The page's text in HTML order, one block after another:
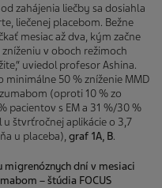
zahájenia liečby sa dosiahla
liečenej placebom. Bežne
mesiac až dva, kým začne
v oboch režimoch
uviedol profesor Ashina.
50 % zníženie MMD
(oproti 10 % zo
pacientov s EM a 31 %/30 %
u štvrťročnej aplikácie o 3,7
u placeba), graf 1A, B.
migrenóznych dní v mesiaci
– štúdia FOCUS